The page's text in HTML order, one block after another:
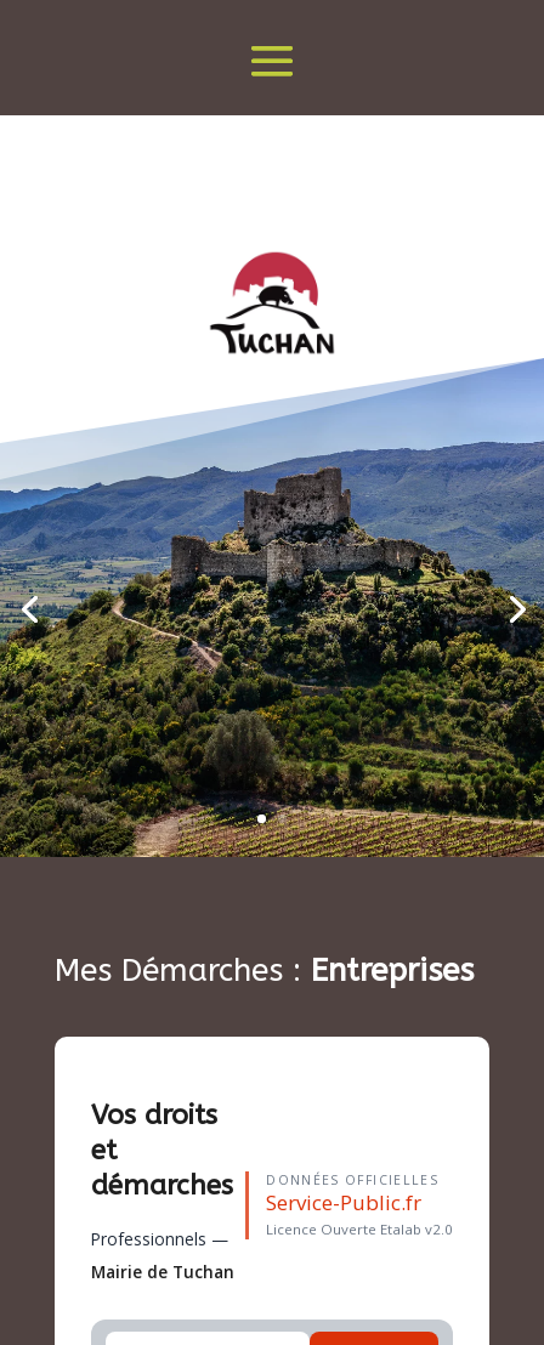
Mes Démarches : Entreprises
Vos droits
et
démarches
Professionnels —
Mairie de Tuchan
DONNÉES OFFICIELLES
Service-Public.fr
Licence Ouverte Etalab v2.0